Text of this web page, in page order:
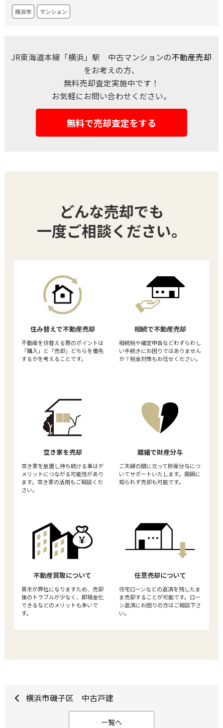
横浜市 マンション
JR東海道本線「横浜」駅 中古マンションの不動産売却
をお考えの方、
無料売却査定実施中です！
お気軽にお問い合わせください。
無料で売却査定をする
どんな売却でも
一度ご相談ください。
住み替えで不動産売却
不動産を住替える際のポイントは
「購入」と「売却」どちらを優先
するかを考えることです。
相続で不動産売却
相続税や確定申告などわずらわし
い手続きにお困りではありません
か？税金対策もお任せください。
空き家を売却
空き家を放置し持ち続ける事はデ
メリットにつながる可能性があり
ます。空き家の活用もご相談くだ
さい。
離婚で財産分与
ご夫婦の間に立って財産分与につ
いてサポートいたします。周囲に
知られず売却も可能です。
不動産買取について
買主が弊社になりますため、売却
後のトラブルが少なく、即現金化
できるなどのメリットも多いで
す。
任意売却について
住宅ローンなどの返済を残したま
ま売却することが可能です。ロー
ン返済にお困りの方はご相談下さ
い。
横浜市磯子区 中古戸建
一覧へ